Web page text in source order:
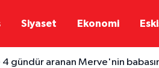
Siyaset Ekonomi
4 gündür aranan Merve'nin